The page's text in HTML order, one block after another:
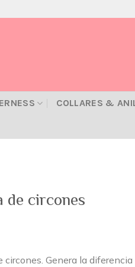
COLLARES &
de circones
Genera la diferencia